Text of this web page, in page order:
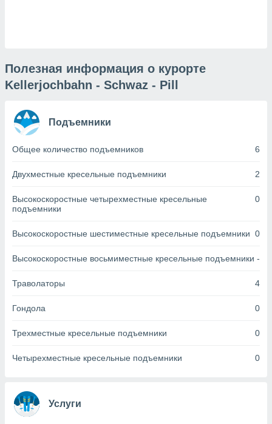
установки
мы и
или
и
как
веб-
файлов
ваши
этого вы
время
согласие
Полезная информация о курорте
Kellerjochbahn - Schwaz - Pill
Подъемники
Общее количество подъемников 6
Двухместные кресельные подъемники 2
Высокоскоростные четырехместные кресельные
подъемники
0
Высокоскоростные шестиместные кресельные подъемники 0
Высокоскоростные восьмиместные кресельные подъемники -
Траволаторы 4
Гондола 0
Трехместные кресельные подъемники 0
Четырехместные кресельные подъемники 0
Услуги